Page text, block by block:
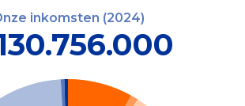
inkomsten (2024)